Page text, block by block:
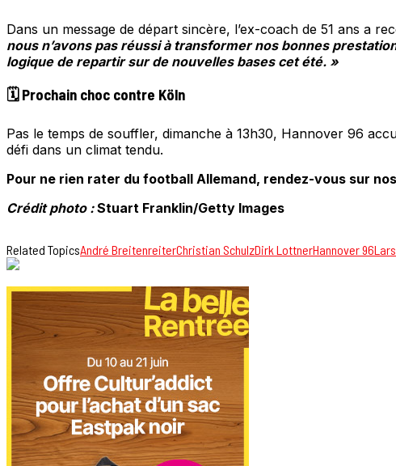
Dans un message de départ sincère, l’ex-coach de 51 ans a
nous n’avons pas réussi à transformer nos bonnes
logique de repartir sur de nouvelles bases cet été. »
🗓️ Prochain choc contre Köln
Pas le temps de souffler, dimanche à 13h30, Hannover 96
défi dans un climat tendu.
Pour ne rien rater du football Allemand, rendez-vous sur
Crédit photo :Stuart Franklin/Getty Images
Related TopicsAndré BreitenreiterChristian SchulzDirk LottnerHannover 96